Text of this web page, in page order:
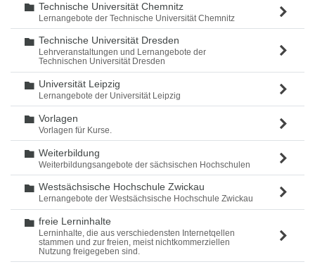
Ordner
Technische Universität Chemnitz
Lernangebote der Technische Universität Chemnitz
Ordner
Technische Universität Dresden
Lehrveranstaltungen und Lernangebote der
Technischen Universität Dresden
Ordner
Universität Leipzig
Lernangebote der Universität Leipzig
Ordner
Vorlagen
Vorlagen für Kurse.
Ordner
Weiterbildung
Weiterbildungsangebote der sächsischen Hochschulen
Ordner
Westsächsische Hochschule Zwickau
Lernangebote der Westsächsische Hochschule Zwickau
Ordner
freie Lerninhalte
Lerninhalte, die aus verschiedensten Internetqellen
stammen und zur freien, meist nichtkommerziellen
Nutzung freigegeben sind.